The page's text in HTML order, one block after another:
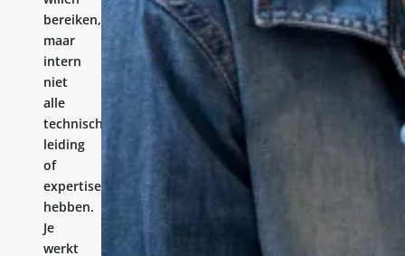
bereiken,
maar
intern
niet
alle
technische
leiding
of
expertise
hebben.
Je
werkt